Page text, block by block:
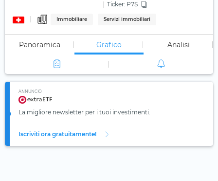
Ticker: P7S
Immobiliare Servizi immobiliari
Panoramica Grafico Analisi
ANNUNCIO
La migliore newsletter per i tuoi investimenti.
Iscriviti ora gratuitamente!